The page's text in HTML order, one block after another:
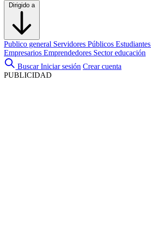
Dirigido a
Publico general Servidores Públicos Estudiantes
Empresarios Emprendedores Sector educación
Buscar Iniciar sesión Crear cuenta
PUBLICIDAD